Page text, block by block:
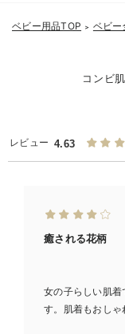
お
ベビー用品TOP ＞ ベビー
コンビ
レビュー 4.63
癒される花柄
女の子らしい肌
す。肌着もおしゃ